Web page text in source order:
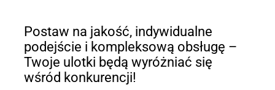
Postaw na jakość, indywidualne
podejście i kompleksową obsługę –
Twoje ulotki będą wyróżniać się
wśród konkurencji!